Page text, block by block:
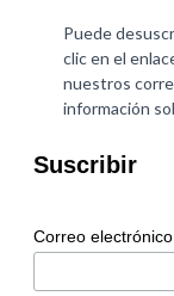
Suscribir
Correo electrónico